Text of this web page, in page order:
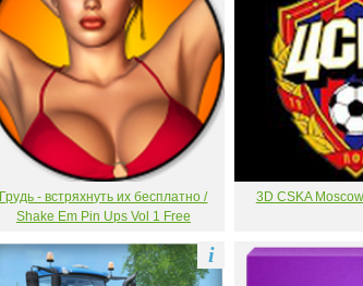
Грудь - встряхнуть их бесплатно /
Shake Em Pin Ups Vol 1 Free
3D CSKA
i